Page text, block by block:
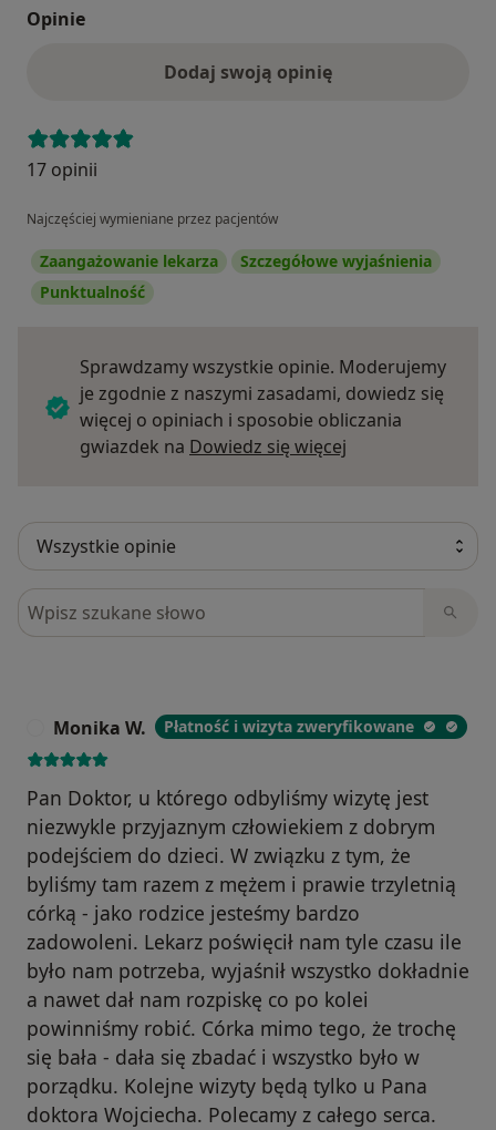
Opinie
Dodaj swoją opinię
17 opinii
Najczęściej wymieniane przez pacjentów
Zaangażowanie lekarza
Szczegółowe wyjaśnienia
Punktualność
Sprawdzamy wszystkie opinie. Moderujemy
je zgodnie z naszymi zasadami, dowiedz się
więcej o opiniach i sposobie obliczania
gwiazdek na Dowiedz się więcej
Szukaj w opiniach
Monika W. Płatność i wizyta zweryfikowane
Pan Doktor, u którego odbyliśmy wizytę jest
niezwykle przyjaznym człowiekiem z dobrym
podejściem do dzieci. W związku z tym, że
byliśmy tam razem z mężem i prawie trzyletnią
córką - jako rodzice jesteśmy bardzo
zadowoleni. Lekarz poświęcił nam tyle czasu ile
było nam potrzeba, wyjaśnił wszystko dokładnie
a nawet dał nam rozpiskę co po kolei
powinniśmy robić. Córka mimo tego, że trochę
się bała - dała się zbadać i wszystko było w
porządku. Kolejne wizyty będą tylko u Pana
doktora Wojciecha. Polecamy z całego serca.